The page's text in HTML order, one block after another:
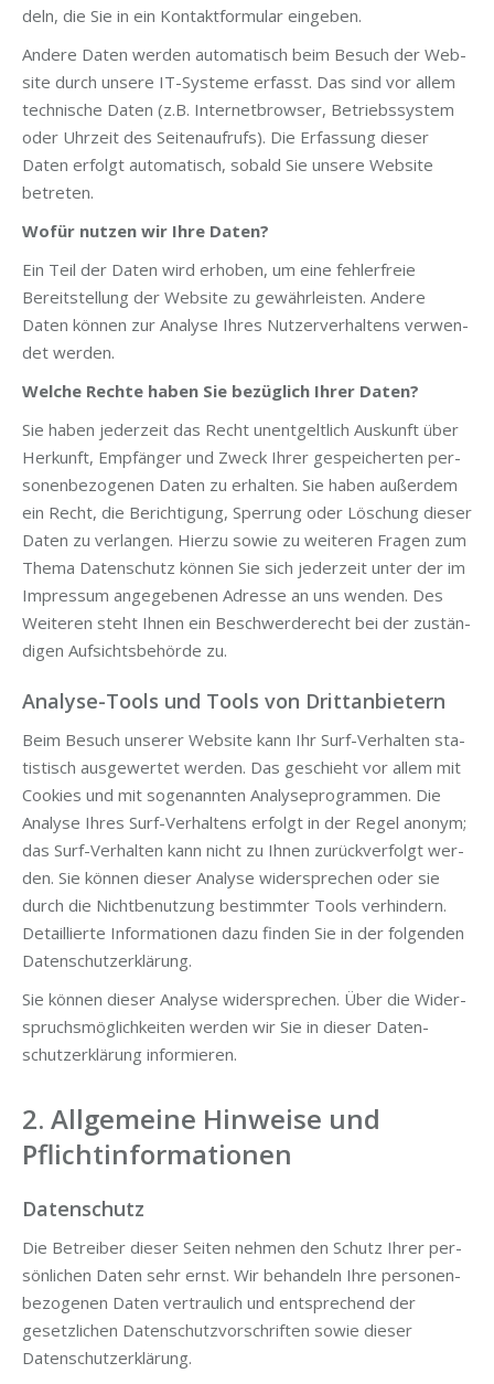
deln, die Sie in ein Kon­takt­for­mu­lar eingeben.
Ande­re Daten wer­den auto­ma­tisch beim Besuch der Web­
site durch unse­re IT-Sys­te­me erfasst. Das sind vor allem
tech­ni­sche Daten (z.B. Inter­net­brow­ser, Betriebs­sys­tem
oder Uhr­zeit des Sei­ten­auf­rufs). Die Erfas­sung die­ser
Daten erfolgt auto­ma­tisch, sobald Sie unse­re Web­site
betreten.
Wofür nut­zen wir Ihre Daten?
Ein Teil der Daten wird erho­ben, um eine feh­ler­freie
Bereit­stel­lung der Web­site zu gewähr­leis­ten. Ande­re
Daten kön­nen zur Ana­ly­se Ihres Nut­zer­ver­hal­tens ver­wen­
det werden.
Wel­che Rech­te haben Sie bezüg­lich Ihrer Daten?
Sie haben jeder­zeit das Recht unent­gelt­lich Aus­kunft über
Her­kunft, Emp­fän­ger und Zweck Ihrer gespei­cher­ten per­
so­nen­be­zo­ge­nen Daten zu erhal­ten. Sie haben außer­dem
ein Recht, die Berich­ti­gung, Sper­rung oder Löschung die­ser
Daten zu ver­lan­gen. Hier­zu sowie zu wei­te­ren Fra­gen zum
The­ma Daten­schutz kön­nen Sie sich jeder­zeit unter der im
Impres­sum ange­ge­be­nen Adres­se an uns wen­den. Des
Wei­te­ren steht Ihnen ein Beschwer­de­recht bei der zustän­
di­gen Auf­sichts­be­hör­de zu.
Analyse-Tools und Tools von Drittanbietern
Beim Besuch unse­rer Web­site kann Ihr Surf-Ver­hal­ten sta­
tis­tisch aus­ge­wer­tet wer­den. Das geschieht vor allem mit
Coo­kies und mit soge­nann­ten Ana­ly­se­pro­gram­men. Die
Ana­ly­se Ihres Surf-Ver­hal­tens erfolgt in der Regel anonym;
das Surf-Ver­hal­ten kann nicht zu Ihnen zurück­ver­folgt wer­
den. Sie kön­nen die­ser Ana­ly­se wider­spre­chen oder sie
durch die Nicht­be­nut­zung bestimm­ter Tools ver­hin­dern.
Detail­lier­te Infor­ma­tio­nen dazu fin­den Sie in der fol­gen­den
Datenschutzerklärung.
Sie kön­nen die­ser Ana­ly­se wider­spre­chen. Über die Wider­
spruchs­mög­lich­kei­ten wer­den wir Sie in die­ser Daten­
schutz­er­klä­rung informieren.
2. Allgemeine Hinweise und
Pflichtinformationen
Datenschutz
Die Betrei­ber die­ser Sei­ten neh­men den Schutz Ihrer per­
sön­li­chen Daten sehr ernst. Wir behan­deln Ihre per­so­nen­
be­zo­ge­nen Daten ver­trau­lich und ent­spre­chend der
gesetz­li­chen Daten­schutz­vor­schrif­ten sowie die­ser
Datenschutzerklärung.